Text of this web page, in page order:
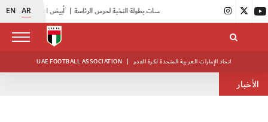
EN AR أبيض الشباب يواصل تدريباته في معسكره بأبوظبي |
UAE FOOTBALL ASSOCIATION | اتحاد الإمارات العربية المتحدة لكرة القدم
الأخبار